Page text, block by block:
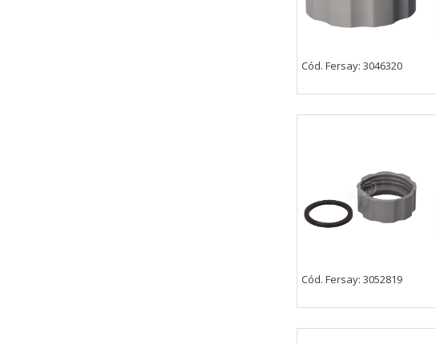
Cód. Fersay: 3046320
Cód. Fersay: 3052819